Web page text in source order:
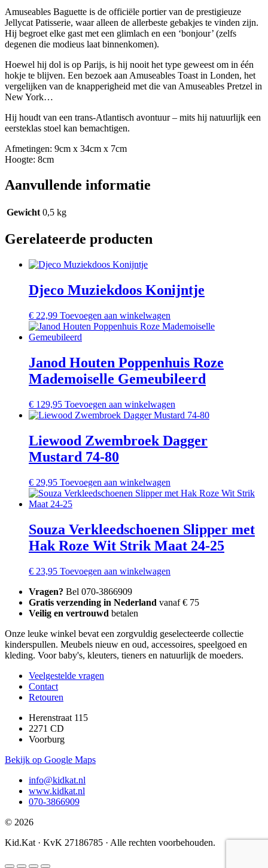
Amuseables Baguette is de officiële portier van de prestigieuze
Jellycat Patisserie, waar alleen de allerbeste gebakjes te vinden zijn.
Hij begroet elke gast met een glimlach en een ‘bonjour’ (zelfs
degenen die modieus laat binnenkomen).
Hoewel hij dol is op Parijs, is hij nooit het type geweest om in één
hokje te blijven. Een bezoek aan Amuseables Toast in Londen, het
vergelijken van de knapperigheid met die van Amuseables Pretzel in
New York…
Hij houdt van een trans-Atlantisch avontuur – mits hij natuurlijk een
eersteklas stoel kan bemachtigen.
Afmetingen: 9cm x 34cm x 7cm
Hoogte: 8cm
Aanvullende informatie
Gewicht 0,5 kg
Gerelateerde producten
Djeco Muziekdoos Konijntje
€ 22,99 Toevoegen aan winkelwagen
Janod Houten Poppenhuis Roze
Mademoiselle Gemeubileerd
€ 129,95 Toevoegen aan winkelwagen
Liewood Zwembroek Dagger
Mustard 74-80
€ 29,95 Toevoegen aan winkelwagen
Souza Verkleedschoenen Slipper met
Hak Roze Wit Strik Maat 24-25
€ 23,95 Toevoegen aan winkelwagen
Vragen? Bel 070-3866909
Gratis verzending in Nederland vanaf € 75
Veilig en vertrouwd betalen
Onze leuke winkel bevat een zorgvuldig geselecteerde collectie
kinderspullen. Meubels nieuw en oud, accessoires, speelgoed en
kleding. Voor baby's, kleuters, tieners en natuurlijk de moeders.
Veelgestelde vragen
Contact
Retouren
Herenstraat 115
2271 CD
Voorburg
Bekijk op Google Maps
info@kidkat.nl
www.kidkat.nl
070-3866909
© 2026
Kid.Kat · KvK 27186785 · Alle rechten voorbehouden.